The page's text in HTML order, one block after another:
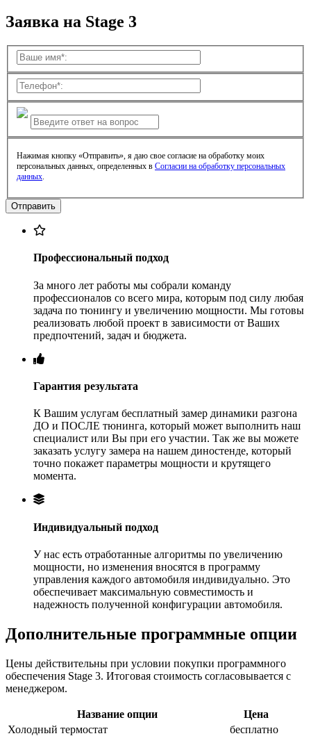
Заявка на Stage 3
Нажимая кнопку «Отправить», я даю свое согласие на обработку моих
персональных данных, определенных в Согласии на обработку персональных
данных.
Профессиональный подход
За много лет работы мы собрали команду
профессионалов со всего мира, которым под силу любая
задача по тюнингу и увеличению мощности. Мы готовы
реализовать любой проект в зависимости от Ваших
предпочтений, задач и бюджета.
Гарантия результата
К Вашим услугам бесплатный замер динамики разгона
ДО и ПОСЛЕ тюнинга, который может выполнить наш
специалист или Вы при его участии. Так же вы можете
заказать услугу замера на нашем диностенде, который
точно покажет параметры мощности и крутящего
момента.
Индивидуальный подход
У нас есть отработанные алгоритмы по увеличению
мощности, но изменения вносятся в программу
управления каждого автомобиля индивидуально. Это
обеспечивает максимальную совместимость и
надежность полученной конфигурации автомобиля.
Дополнительные программные опции
Цены действительны при условии покупки программного
обеспечения Stage 3. Итоговая стоимость согласовывается с
менеджером.
Название опции
Цена
Холодный термостат
бесплатно